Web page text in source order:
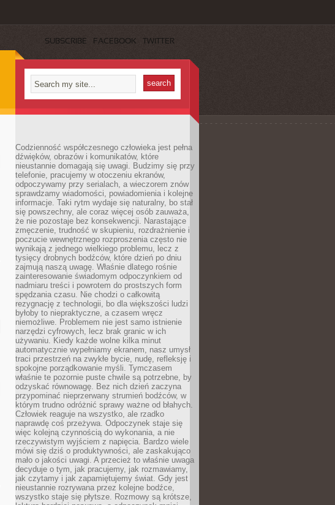
SUBSCRIBE FACEBOOK TWITTER
Codzienność współczesnego człowieka jest pełna
dźwięków, obrazów i komunikatów, które
nieustannie domagają się uwagi. Budzimy się przy
telefonie, pracujemy w otoczeniu ekranów,
odpoczywamy przy serialach, a wieczorem znów
sprawdzamy wiadomości, powiadomienia i kolejne
informacje. Taki rytm wydaje się naturalny, bo stał
się powszechny, ale coraz więcej osób zauważa,
że nie pozostaje bez konsekwencji. Narastające
zmęczenie, trudność w skupieniu, rozdrażnienie i
poczucie wewnętrznego rozproszenia często nie
wynikają z jednego wielkiego problemu, lecz z
tysięcy drobnych bodźców, które dzień po dniu
zajmują naszą uwagę. Właśnie dlatego rośnie
zainteresowanie świadomym odpoczynkiem od
nadmiaru treści i powrotem do prostszych form
spędzania czasu. Nie chodzi o całkowitą
rezygnację z technologii, bo dla większości ludzi
byłoby to niepraktyczne, a czasem wręcz
niemożliwe. Problemem nie jest samo istnienie
narzędzi cyfrowych, lecz brak granic w ich
używaniu. Kiedy każde wolne kilka minut
automatycznie wypełniamy ekranem, nasz umysł
traci przestrzeń na zwykłe bycie, nudę, refleksję i
spokojne porządkowanie myśli. Tymczasem
właśnie te pozornie puste chwile są potrzebne, by
odzyskać równowagę. Bez nich dzień zaczyna
przypominać nieprzerwany strumień bodźców, w
którym trudno odróżnić sprawy ważne od błahych.
Człowiek reaguje na wszystko, ale rzadko
naprawdę coś przeżywa. Odpoczynek staje się
więc kolejną czynnością do wykonania, a nie
rzeczywistym wyjściem z napięcia. Bardzo wiele
mówi się dziś o produktywności, ale zaskakująco
mało o jakości uwagi. A przecież to właśnie uwaga
decyduje o tym, jak pracujemy, jak rozmawiamy,
jak czytamy i jak zapamiętujemy świat. Gdy jest
nieustannie rozrywana przez kolejne bodźce,
wszystko staje się płytsze. Rozmowy są krótsze,